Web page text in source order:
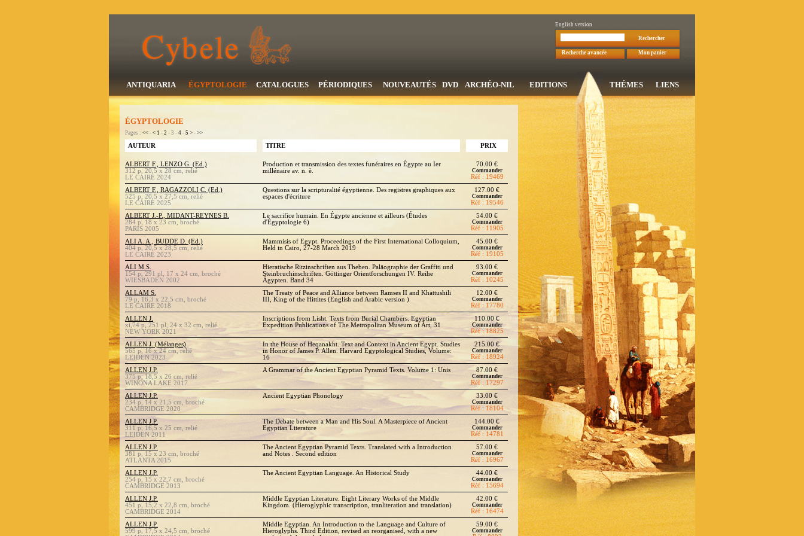
English version
Rechercher
Recherche avancée Mon panier
ANTIQUARIA ÉGYPTOLOGIE CATALOGUES PÉRIODIQUES NOUVEAUTÉS DVD ARCHÉO-NIL EDITIONS THÉMES LIENS
ÉGYPTOLOGIE
Pages : << - < 1 - 2 - 3 - 4 - 5 > - >>
AUTEUR TITRE PRIX
ALBERT F., LENZO G. (Ed.)
312 p, 20,5 x 28 cm, relié
LE CAIRE 2024
Production et transmission des textes funéraires en Égypte au Ier
millénaire av. n. è.
70.00 €
Commander
Réf : 19469
ALBERT F., RAGAZZOLI C. (Ed.)
525 p, 20,5 x 27,5 cm, relié
LE CAIRE 2025
Questions sur la scripturalité égyptienne. Des registres graphiques aux
espaces d'écriture
127.00 €
Commander
Réf : 19546
ALBERT J.-P., MIDANT-REYNES B.
284 p, 18 x 23 cm, broché
PARIS 2005
Le sacrifice humain. En Égypte ancienne et ailleurs (Études
d'Égyptologie 6)
54.00 €
Commander
Réf : 11905
ALI A. A., BUDDE D. (Ed.)
404 p, 20,5 x 28,5 cm, relié
LE CAIRE 2023
Mammisis of Egypt. Proceedings of the First International Colloquium,
Held in Cairo, 27-28 March 2019
45.00 €
Commander
Réf : 19105
ALI M.S.
154 p, 291 pl, 17 x 24 cm, broché
WIESBADEN 2002
Hieratische Ritzinschriften aus Theben. Paläographie der Graffiti und
Steinbruchinschriften. Göttinger Orientforschungen IV. Reihe
Ägypten. Band 34
93.00 €
Commander
Réf : 10245
ALLAM S.
79 p, 16,3 x 22,5 cm, broché
LE CAIRE 2018
The Treaty of Peace and Alliance between Ramses II and Khattushili
III, King of the Hittites (English and Arabic version )
12.00 €
Commander
Réf : 17780
ALLEN J.
xi,74 p, 251 pl, 24 x 32 cm, relié
NEW YORK 2021
Inscriptions from Lisht. Texts from Burial Chambers. Egyptian
Expedition Publications of The Metropolitan Museum of Art, 31
110.00 €
Commander
Réf : 18825
ALLEN J. (Mélanges)
565 p, 16 x 24 cm, relié
LEIDEN 2023
In the House of Heqanakht. Text and Context in Ancient Egypt. Studies
in Honor of James P. Allen. Harvard Egyptological Studies, Volume:
16
215.00 €
Commander
Réf : 18924
ALLEN J.P.
375 p, 18,5 x 26 cm, relié
WINONA LAKE 2017
A Grammar of the Ancient Egyptian Pyramid Texts. Volume 1: Unis 87.00 €
Commander
Réf : 17297
ALLEN J.P.
234 p, 14 x 21,5 cm, broché
CAMBRIDGE 2020
Ancient Egyptian Phonology 33.00 €
Commander
Réf : 18104
ALLEN J.P.
311 p, 16,5 x 25 cm, relié
LEIDEN 2011
The Debate between a Man and His Soul. A Masterpiece of Ancient
Egyptian Literature
144.00 €
Commander
Réf : 14781
ALLEN J.P.
381 p, 15 x 23 cm, broché
ATLANTA 2015
The Ancient Egyptian Pyramid Texts. Translated with a Introduction
and Notes . Second edition
57.00 €
Commander
Réf : 16967
ALLEN J.P.
254 p, 15 x 22,7 cm, broché
CAMBRIDGE 2013
The Ancient Egyptian Language. An Historical Study 44.00 €
Commander
Réf : 15694
ALLEN J.P.
451 p, 15,2 x 22,8 cm, broché
CAMBRIDGE 2014
Middle Egyptian Literature. Eight Literary Works of the Middle
Kingdom. (Hieroglyphic transcription, tranliteration and translation)
42.00 €
Commander
Réf : 16474
ALLEN J.P.
599 p, 17,5 x 24,5 cm, broché
Middle Egyptian. An Introduction to the Language and Culture of
Hieroglyphs. Third Edition, revised an reorganised, with a new
59.00 €
Commander